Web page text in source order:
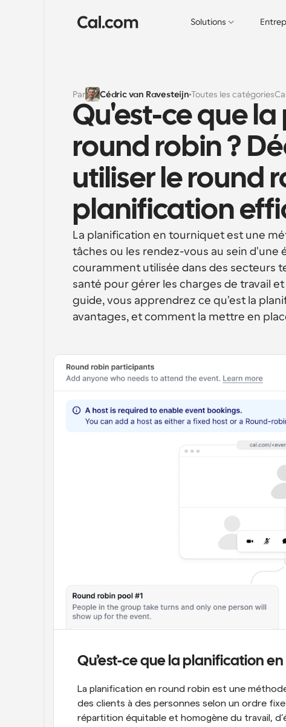
Solutions
Par Cédric van Ravesteijn Toutes les catégories
Qu'est-ce que
round robin ?
utiliser le round
planification
La planification en tourniquet est une
tâches ou les rendez-vous au sein
couramment utilisée dans des secteurs
santé pour gérer les charges de travail
guide, vous apprendrez ce qu'est la
avantages, et comment la mettre en
Qu’est-ce que la planification
La planification en round robin est une
des clients à des personnes selon un ordre
répartition équitable et homogène du travail,